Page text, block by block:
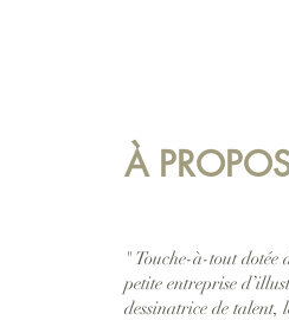
À
" Touche-à-tout dotée
petite entreprise
dessinatrice de